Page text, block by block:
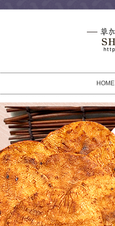
HOME